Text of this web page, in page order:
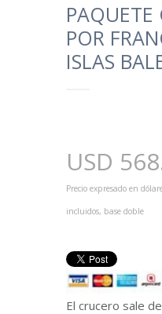
PAQUETE
POR
ISLAS
USD
Precio expresado en
incluidos, base doble
El crucero sale